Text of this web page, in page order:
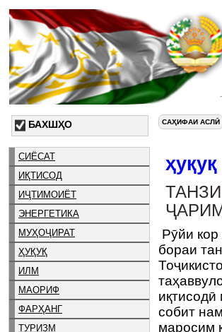
БАХШҲО
СИЁСАТ
ИҚТИСОД
ИҶТИМОИЁТ
ЭНЕРГЕТИКА
МУҲОҶИРАТ
ҲУҚУҚ
ИЛМ
МАОРИФ
ФАРҲАНГ
ТУРИЗМ
САҲИФАИ АСЛӢ
ҳуқуқ
Рӯйи
бораи
собит
маросим